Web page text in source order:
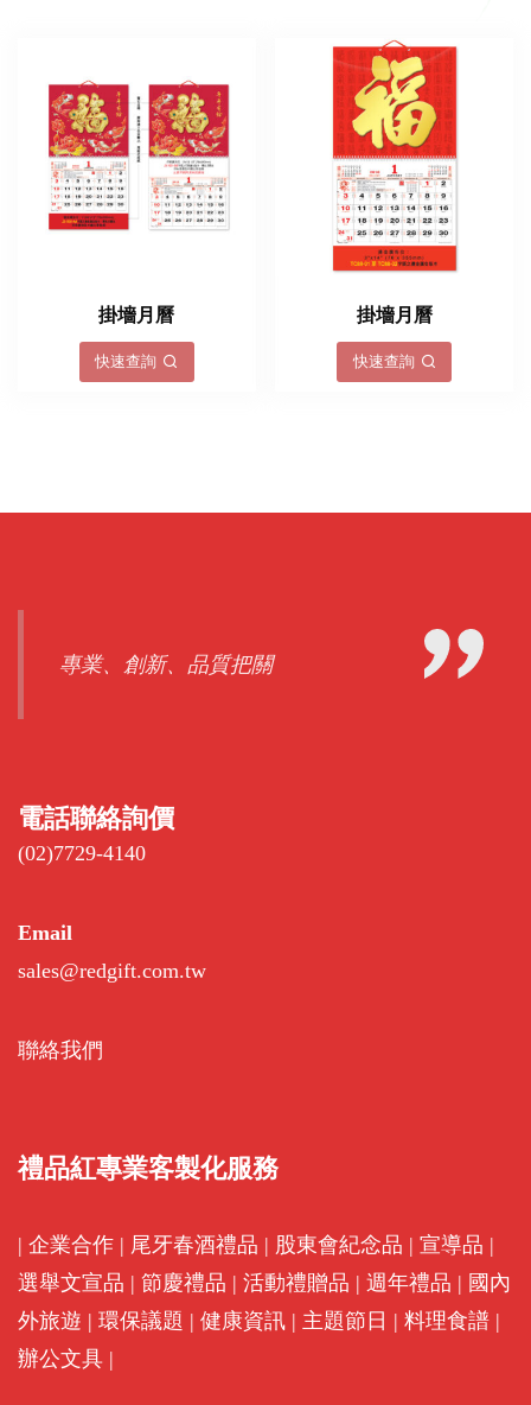
掛墻月曆
快速查詢
掛墻月曆
快速查詢
專業、創新、品質把關
電話聯絡詢價
(02)7729-4140
Email
sales@redgift.com.tw
聯絡我們
禮品紅專業客製化服務
| 企業合作 | 尾牙春酒禮品 | 股東會紀念品 | 宣導品 |
選舉文宣品 | 節慶禮品 | 活動禮贈品 | 週年禮品 | 國內
外旅遊 | 環保議題 | 健康資訊 | 主題節日 | 料理食譜 |
辦公文具 |